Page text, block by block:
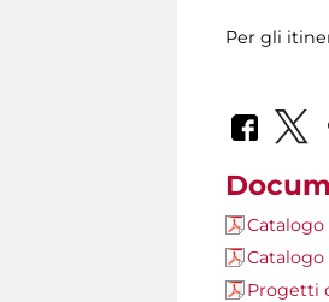
Per gli
Catalogo
Progetti